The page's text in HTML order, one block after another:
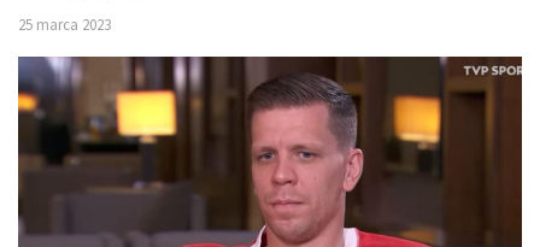
25 marca 2023